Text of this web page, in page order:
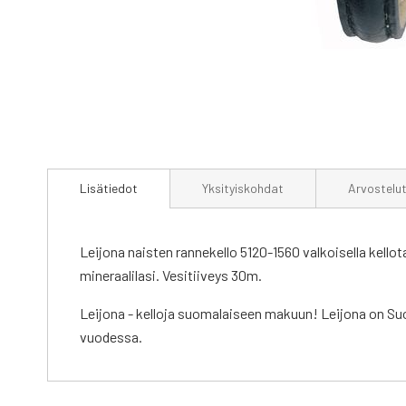
to
images
gallery
Lisätiedot
Leijona naisten rannekello 5120-1560 valkoisella
mineraalilasi. Vesitiiveys 30m.
Leijona - kelloja suomalaiseen makuun! Leijona on
vuodessa.
Yksityiskohdat Arvostelut